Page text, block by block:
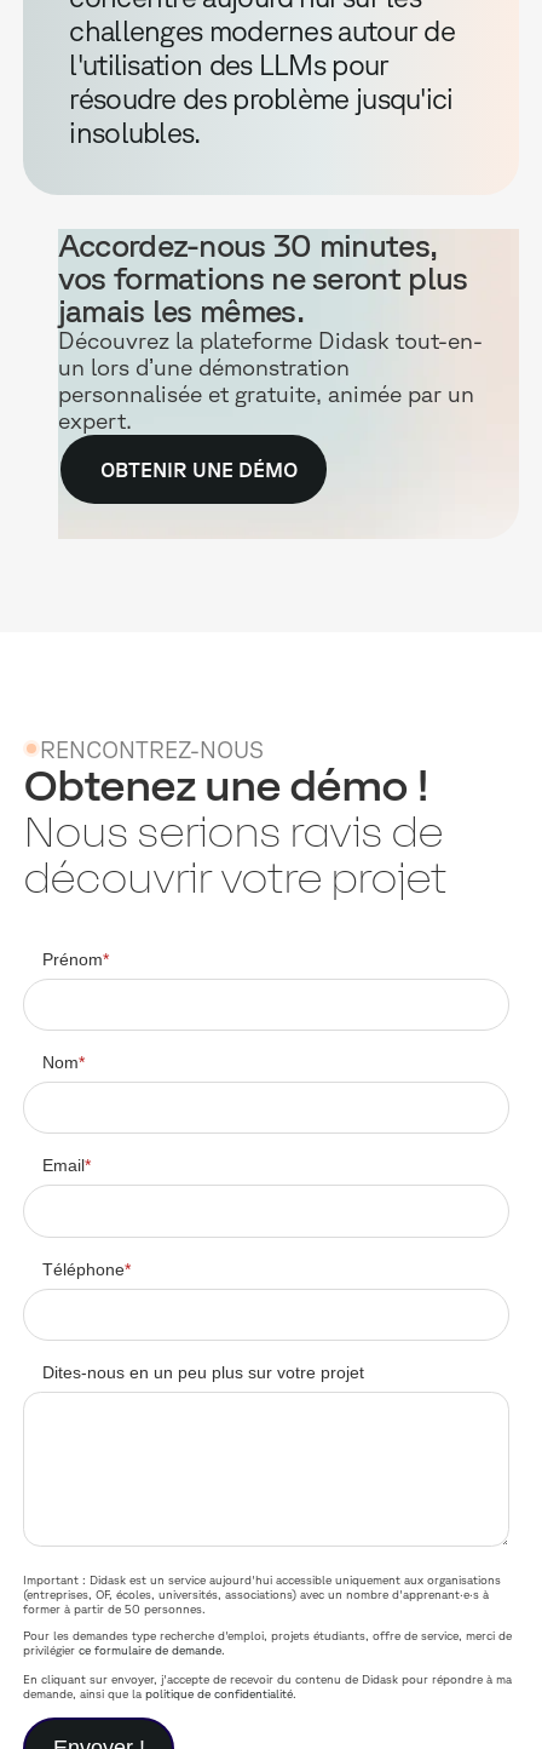
challenges modernes autour de
l'utilisation des LLMs pour
résoudre des problème jusqu'ici
insolubles.
Accordez-nous 30 minutes,
vos formations ne seront plus
jamais les mêmes.
Découvrez la plateforme Didask tout-en-
un lors d’une démonstration
personnalisée et gratuite, animée par un
expert.
OBTENIR UNE DÉMO
RENCONTREZ-NOUS
Obtenez une démo !
Nous serions ravis de
découvrir votre projet
Prénom*
Nom*
Email*
Téléphone*
Dites-nous en un peu plus sur votre projet
Important : Didask est un service aujourd'hui accessible uniquement aux organisations
(entreprises, OF, écoles, universités, associations) avec un nombre d'apprenant·e·s à
former à partir de 50 personnes.
Pour les demandes type recherche d'emploi, projets étudiants, offre de service, merci de
privilégierce formulaire de demande.
En cliquant sur envoyer, j'accepte de recevoir du contenu de Didask pour répondre à ma
demande, ainsi que lapolitique de confidentialité.